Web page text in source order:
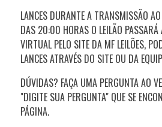
LANCES DURANTE A TRANSMISSÃO
DAS 20:00 HORAS O LEILÃO
VIRTUAL PELO SITE DA MF LEILÕES,
LANCES ATRAVÉS DO SITE OU DA
DÚVIDAS? FAÇA UMA PERGUNTA AO
"DIGITE SUA PERGUNTA" QUE SE
PÁGINA.